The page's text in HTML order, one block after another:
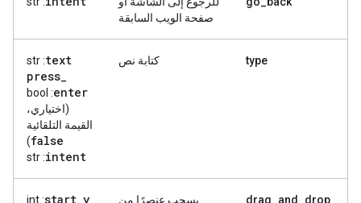
صفحة الويب السابقة
type كتابة نص text
: str
press_
enter
: bool
(اختياري،
القيمة التلقائية
false
)
intent
: str
drag_and_drop يسحب عنصرًا من start y
: int